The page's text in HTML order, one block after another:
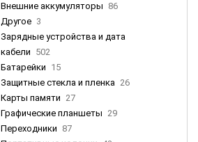
Внешние аккумуляторы 86
Другое 3
Зарядные устройства и дата
кабели 502
Батарейки 15
Защитные стекла и пленка 26
Карты памяти 27
Графические планшеты 29
Переходники 87